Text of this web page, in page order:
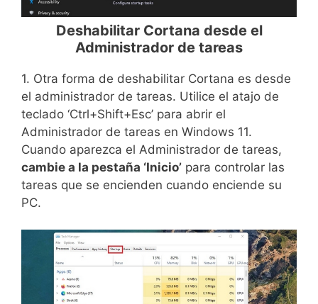
Deshabilitar Cortana desde el
Administrador de tareas
1. Otra forma de deshabilitar Cortana es desde
el administrador de tareas. Utilice el atajo de
teclado ‘Ctrl+Shift+Esc’ para abrir el
Administrador de tareas en Windows 11.
Cuando aparezca el Administrador de tareas,
cambie a la pestaña ‘Inicio’ para controlar las
tareas que se encienden cuando enciende su
PC.